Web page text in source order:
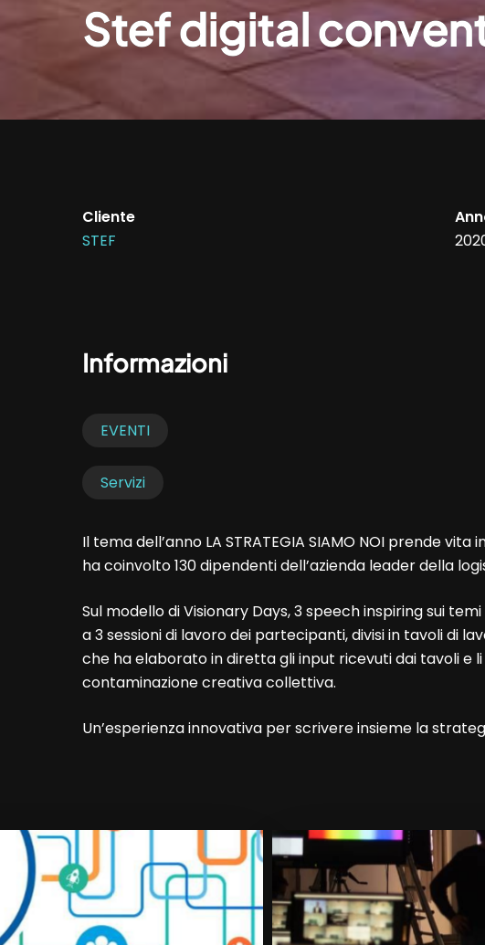
Stef digital
Cliente
STEF
Informazioni
EVENTI
Servizi
Il tema dell’anno LA STRATEGIA SIAMO NOI prende
ha coinvolto 130 dipendenti dell’azienda leader della
Sul modello di Visionary Days, 3 speech inspiring sui
a 3 sessioni di lavoro dei partecipanti, divisi in tavoli di
che ha elaborato in diretta gli input ricevuti dai tavoli e
contaminazione creativa collettiva.
Un’esperienza innovativa per scrivere insieme la